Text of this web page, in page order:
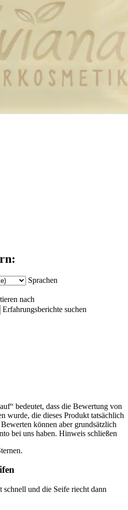
Sprachen
nach
Erfahrungsberichte suchen
bedeutet, dass die Bewertung von
wurde, die dieses Produkt tatsächlich
können aber grundsätzlich
bei uns haben. Hinweis schließen
und die Seife riecht dann